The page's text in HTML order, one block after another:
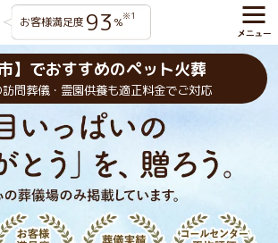
お客様満足度 93 %※1
市】でおすすめのペット火葬
訪問葬儀・霊園供養も適正料金でご対応